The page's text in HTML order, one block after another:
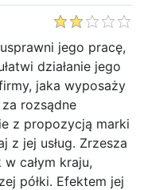
jego pracę,
działanie jego
jaka wyposaży
rozsądne
z propozycją marki
z jej usług. Zrzesza
całym kraju,
półki. Efektem jej